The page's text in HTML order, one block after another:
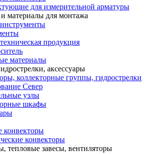
для измерительной арматуры
материалы для монтажа
продукция
материалы
аксессуары
коллекторные группы, гидрострелки
Север
узлы
шкафы
конвекторы
конвекторы
тепловые завесы, вентиляторы